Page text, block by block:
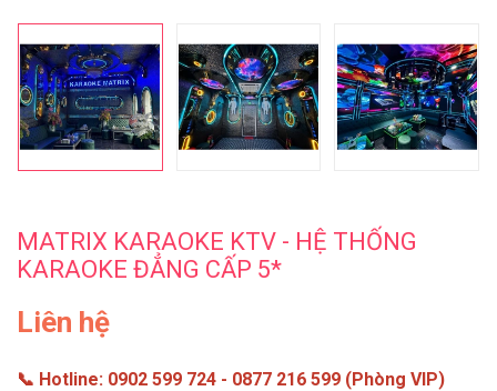
MATRIX KARAOKE KTV - HỆ THỐNG
KARAOKE ĐẲNG CẤP 5*
Liên hệ
📞 Hotline: 0902 599 724 - 0877 216 599 (Phòng VIP)